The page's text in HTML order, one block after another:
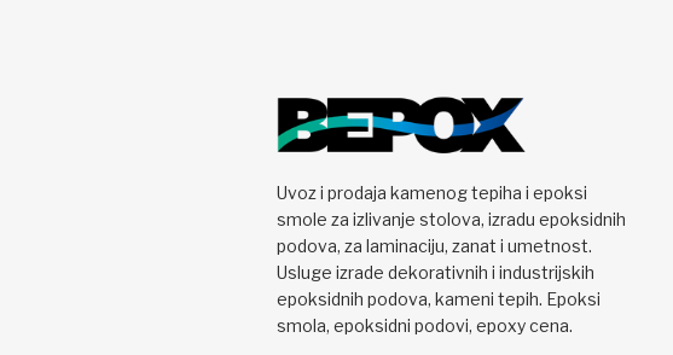
Uvoz i prodaja kamenog tepiha i epoksi
smole za izlivanje stolova, izradu epoksidnih
podova, za laminaciju, zanat i umetnost.
Usluge izrade dekorativnih i industrijskih
epoksidnih podova, kameni tepih. Epoksi
smola, epoksidni podovi, epoxy cena.